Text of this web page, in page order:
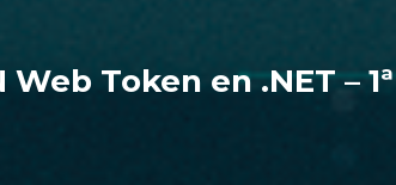
Token en .NET – 1ª